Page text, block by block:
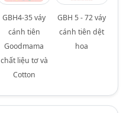
GBH4-35 váy
cánh tiên
Goodmama
chất liệu tơ và
Cotton
GBH 5 - 72 váy
cánh tiên dệt
hoa